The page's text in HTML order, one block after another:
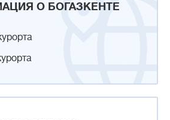
О БОГАЗКЕНТЕ